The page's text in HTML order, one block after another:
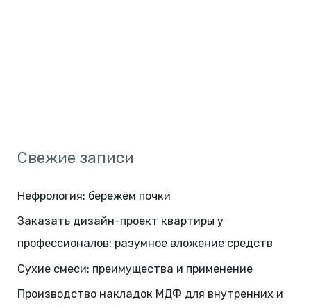
Свежие записи
Нефрология: бережём почки
Заказать дизайн-проект квартиры у
профессионалов: разумное вложение средств
Сухие смеси: преимущества и применение
Производство накладок МДФ для внутренних и